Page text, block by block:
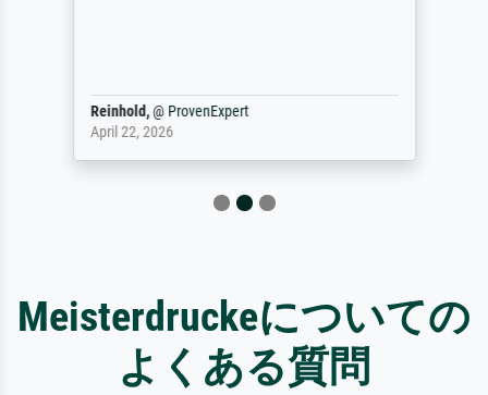
Reinhold,@ ProvenExpert
April 22, 2026
Meisterdruckeについての
よくある質問